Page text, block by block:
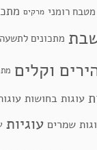
מטבח רומני מרקים
מתכונים
וקלים
עוגות בחושות
שמרים עוגיות